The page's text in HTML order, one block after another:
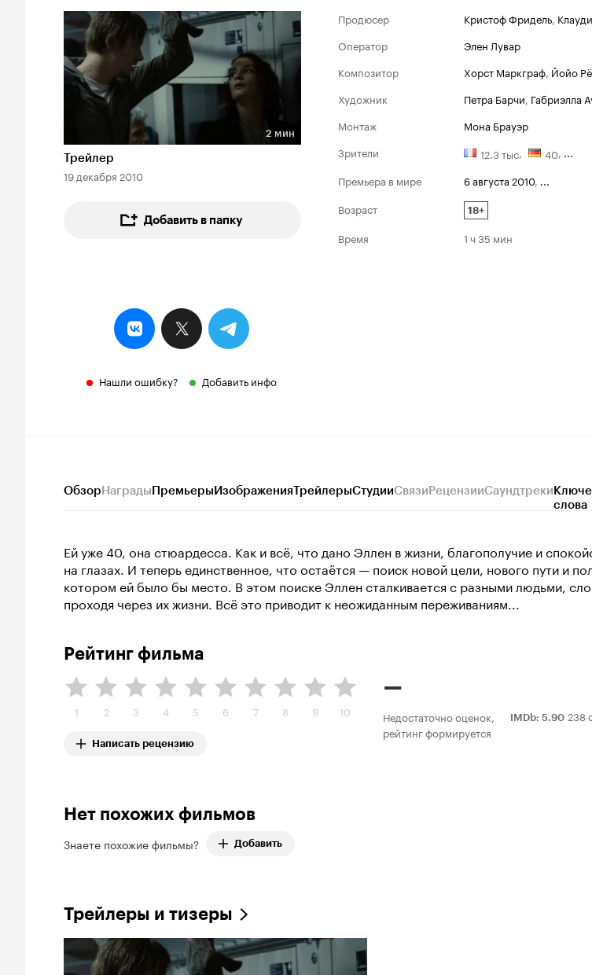
Длительность 2 мин
2 мин
Трейлер
19 декабря 2010
Добавить в папку
Нашли ошибку? Добавить инфо
Продюсер
Кристоф Фридель,
Оператор
Элен Лувар
Композитор
Хорст Маркграф, Йойо
Художник
Петра Барчи, Габриэлла
Монтаж
Мона Брауэр
Зрители
12.3 тыс, 40, ...
Премьера в мире
6 августа 2010,
Возраст
18+
Время 1 ч 35 мин
ОбзорНаградыПремьерыИзображенияТрейлерыСтудииСвязиРецензииСаундтреки
слова
Ей уже 40, она стюардесса. Как и всё, что дано Эллен в жизни, благополучие и
на глазах. И теперь единственное, что остаётся — поиск новой цели, нового пути и
котором ей было бы место. В этом поиске Эллен сталкивается с разными людьми,
проходя через их жизни. Всё это приводит к неожиданным переживаниям...
Рейтинг фильма
1 2 3 4 5 6 7 8 9 10
Написать рецензию
–
Недостаточно оценок,
рейтинг формируется
IMDb: 5.90 238
Нет похожих фильмов
Знаете похожие фильмы? Добавить
Трейлеры и тизеры